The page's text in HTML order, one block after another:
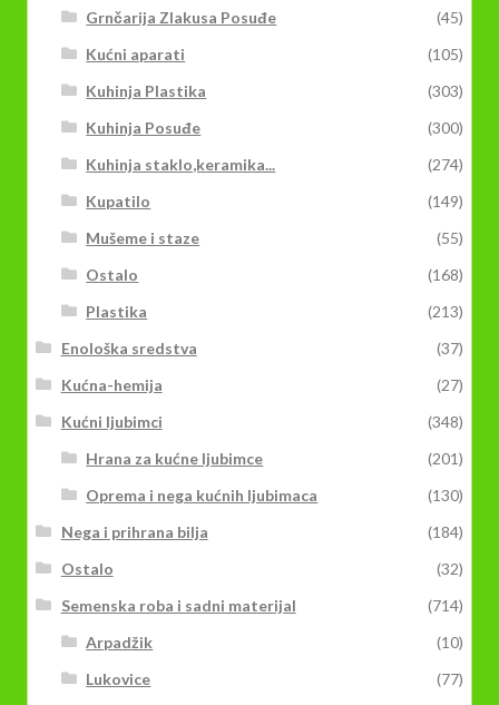
Grnčarija Zlakusa Posuđe
(45)
Kućni aparati
(105)
Kuhinja Plastika
(303)
Kuhinja Posuđe
(300)
Kuhinja staklo,keramika...
(274)
Kupatilo
(149)
Mušeme i staze
(55)
Ostalo
(168)
Plastika
(213)
Enološka sredstva
(37)
Kućna-hemija
(27)
Kućni ljubimci
(348)
Hrana za kućne ljubimce
(201)
Oprema i nega kućnih ljubimaca
(130)
Nega i prihrana bilja
(184)
Ostalo
(32)
Semenska roba i sadni materijal
(714)
Arpadžik
(10)
Lukovice
(77)